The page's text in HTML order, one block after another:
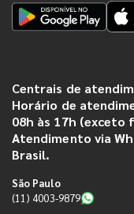
Centrais de
Horário de
08h às 17h (exceto
Atendimento via
Brasil.
São Paulo
(11) 4003-9879